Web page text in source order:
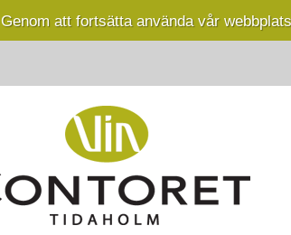
Genom att fortsätta använda vår